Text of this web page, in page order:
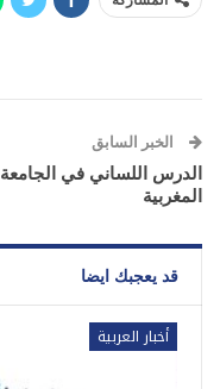
الخبر السابق
الدرس اللساني في الجامعة
المغربية
قد يعجبك ايضا
أخبار العربية